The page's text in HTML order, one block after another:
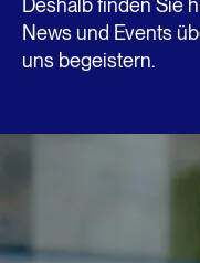
Deshalb finden Sie
News und Events
uns begeistern.